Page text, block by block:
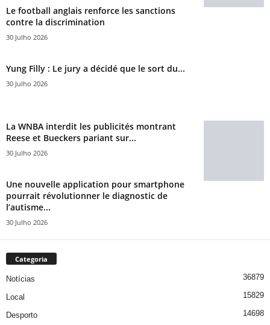
Le football anglais renforce les sanctions
contre la discrimination
30 Julho 2026
Yung Filly : Le jury a décidé que le sort du...
30 Julho 2026
La WNBA interdit les publicités montrant
Reese et Bueckers pariant sur...
30 Julho 2026
Une nouvelle application pour smartphone
pourrait révolutionner le diagnostic de
l’autisme...
30 Julho 2026
Categoria
Notícias 36879
Local 15829
Desporto 14698